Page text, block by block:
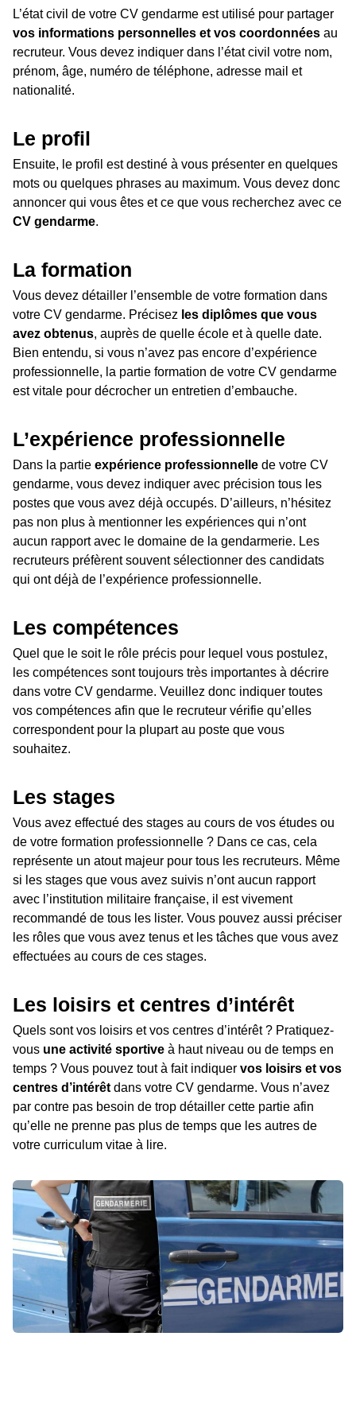
L’état civil de votre CV gendarme est utilisé pour partager
vos informations personnelles et vos coordonnées au
recruteur. Vous devez indiquer dans l’état civil votre nom,
prénom, âge, numéro de téléphone, adresse mail et
nationalité.
Le profil
Ensuite, le profil est destiné à vous présenter en quelques
mots ou quelques phrases au maximum. Vous devez donc
annoncer qui vous êtes et ce que vous recherchez avec ce
CV gendarme.
La formation
Vous devez détailler l’ensemble de votre formation dans
votre CV gendarme. Précisez les diplômes que vous
avez obtenus, auprès de quelle école et à quelle date.
Bien entendu, si vous n’avez pas encore d’expérience
professionnelle, la partie formation de votre CV gendarme
est vitale pour décrocher un entretien d’embauche.
L’expérience professionnelle
Dans la partie expérience professionnelle de votre CV
gendarme, vous devez indiquer avec précision tous les
postes que vous avez déjà occupés. D’ailleurs, n’hésitez
pas non plus à mentionner les expériences qui n’ont
aucun rapport avec le domaine de la gendarmerie. Les
recruteurs préfèrent souvent sélectionner des candidats
qui ont déjà de l’expérience professionnelle.
Les compétences
Quel que le soit le rôle précis pour lequel vous postulez,
les compétences sont toujours très importantes à décrire
dans votre CV gendarme. Veuillez donc indiquer toutes
vos compétences afin que le recruteur vérifie qu’elles
correspondent pour la plupart au poste que vous
souhaitez.
Les stages
Vous avez effectué des stages au cours de vos études ou
de votre formation professionnelle ? Dans ce cas, cela
représente un atout majeur pour tous les recruteurs. Même
si les stages que vous avez suivis n’ont aucun rapport
avec l’institution militaire française, il est vivement
recommandé de tous les lister. Vous pouvez aussi préciser
les rôles que vous avez tenus et les tâches que vous avez
effectuées au cours de ces stages.
Les loisirs et centres d’intérêt
Quels sont vos loisirs et vos centres d’intérêt ? Pratiquez-
vous une activité sportive à haut niveau ou de temps en
temps ? Vous pouvez tout à fait indiquer vos loisirs et vos
centres d’intérêt dans votre CV gendarme. Vous n’avez
par contre pas besoin de trop détailler cette partie afin
qu’elle ne prenne pas plus de temps que les autres de
votre curriculum vitae à lire.